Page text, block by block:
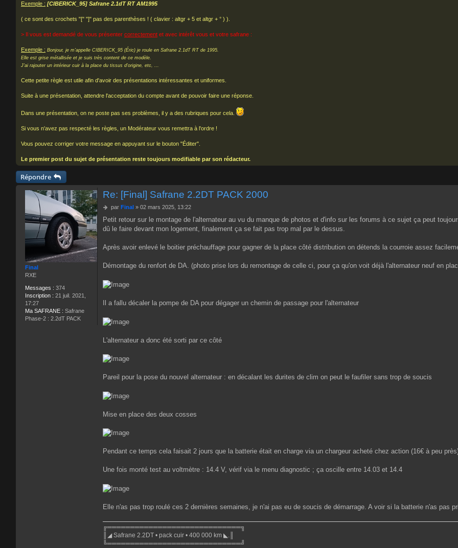
Exemple : [CIBERICK_95] Safrane 2.1dT RT AM1995
( ce sont des crochets "[" "]" pas des parenthèses ! ( clavier : altgr + 5 et altgr + ° ) ).
> Il vous est demandé de vous présenter correctement et avec intérêt vous et votre safrane :
Exemple : Bonjour, je m'appelle CIBERICK_95 (Éric) je roule en Safrane 2.1dT RT de 1995.
Elle est grise métallisée et je suis très content de ce modèle.
J'ai rajouter un intérieur cuir à la place du tissus d'origine, etc, ...
Cette petite règle est utile afin d'avoir des présentations intéressantes et uniformes.
Suite à une présentation, attendre l'acceptation du compte avant de pouvoir faire une réponse.
Dans une présentation, on ne poste pas ses problèmes, il y a des rubriques pour cela.
Si vous n'avez pas respecté les règles, un Modérateur vous remettra à l'ordre !
Vous pouvez corriger votre message en appuyant sur le bouton "Éditer".
Le premier post du sujet de présentation reste toujours modifiable par son rédacteur.
Répondre
Final
RXE
Messages : 374
Inscription : 21 juil. 2021,
17:27
Ma SAFRANE : Safrane
Phase-2 : 2.2dT PACK
Re: [Final] Safrane 2.2DT PACK 2000
M
s
s
g
par Final» 02 mars 2025, 13:22
Petit retour sur le montage de l'alternateur au vu du manque de photos et d'info sur les forums à ce sujet ça peut
dû le faire devant mon logement, finalement ça se fait pas trop mal par le dessus.
Après avoir enlevé le boitier préchauffage pour gagner de la place côté distribution on détends la courroie assez
Démontage du renfort de DA. (photo prise lors du remontage de celle ci, pour ça qu'on voit déjà l'alternateur neuf en
Il a fallu décaler la pompe de DA pour dégager un chemin de passage pour l'alternateur
L'alternateur a donc été sorti par ce côté
Pareil pour la pose du nouvel alternateur : en décalant les durites de clim on peut le faufiler sans trop de soucis
Mise en place des deux cosses
Pendant ce temps cela faisait 2 jours que la batterie était en charge via un chargeur acheté chez action (16€ à peu
Une fois monté test au voltmètre : 14.4 V, vérif via le menu diagnostic ; ça oscille entre 14.03 et 14.4
Elle n'as pas trop roulé ces 2 dernières semaines, je n'ai pas eu de soucis de démarrage. A voir si la batterie n'as pas
╔═════════════════════════════╗
║◢ Safrane 2.2DT • pack cuir • 400 000 km ◣.║
╚═════════════════════════════╝